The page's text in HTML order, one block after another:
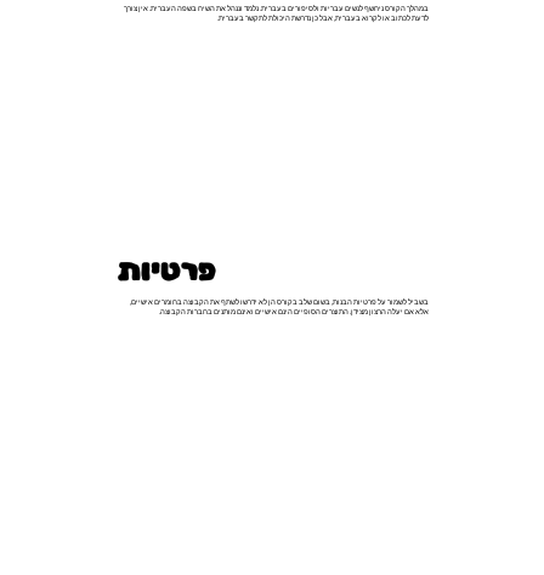
במהלך הקורס ניחשף לנשים עבריות ולסיפורים בעברית. נלמד וננהל את השיח בשפה העברית. אין צורך
לדעת לכתוב או לקרוא בעברית, אבל כן נדרשת היכולת לתקשר בעברית.
פרטיות
בשביל לשמור על פרטיות הבנות, בשום שלב בקורס הן לא ידרשו לשתף את הקבוצה בחומרים אישיים,
אלא אם יעלה הרצון מצידן. התוצרים הסופיים הינם אישיים ואינם מותנים בחברות הקבוצה.